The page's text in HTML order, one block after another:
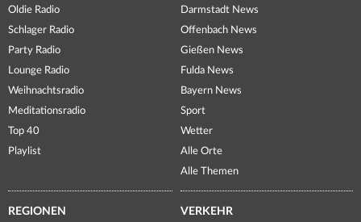
Oldie Radio
Schlager Radio
Party Radio
Lounge Radio
Weihnachtsradio
Meditationsradio
Top 40
Playlist
Darmstadt News
Offenbach News
Gießen News
Fulda News
Bayern News
Sport
Wetter
Alle Orte
Alle Themen
REGIONEN VERKEHR